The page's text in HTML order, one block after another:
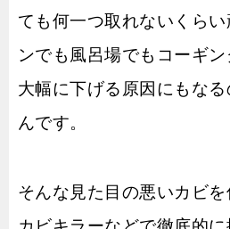
ても何一つ取れないくら
ンでも風呂場でもコーギ
大幅に下げる原因にもな
んです。
そんな見た目の悪いカビを